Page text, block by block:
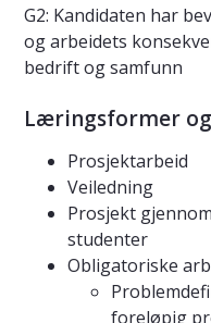
G2: Kandidaten har
og arbeidets
bedrift og samfunn
Læringsformer
Prosjektarbeid
Veiledning
Prosjekt
studenter
Obligatoriske
foreløpig